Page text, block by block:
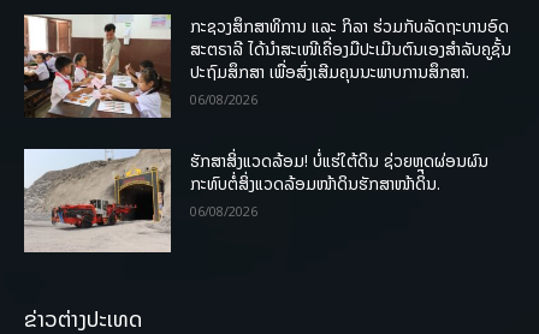
ກະຊວງສຶກສາທິການ ແລະ ກິລາ ຮ່ວມກັບລັດຖະບານອົດ
ສະຕຣາລີ ໄດ້ນຳສະເໜີເຄື່ອງມືປະເມີນຕົນເອງສຳລັບຄູຊັ້ນ
ປະຖົມສຶກສາ ເພື່ອສົ່ງເສີມຄຸນນະພາບການສຶກສາ.
06/08/2026
ຮັກສາສິ່ງແວດລ້ອມ! ບໍ່ແຮ່ໃຕ້ດິນ ຊ່ວຍຫຼຸດຜ່ອນຜົນ
ກະທົບຕໍ່ສິ່ງແວດລ້ອມໜ້າດິນຮັກສາໜ້າດິນ.
06/08/2026
ຂ່າວຕ່າງປະເທດ